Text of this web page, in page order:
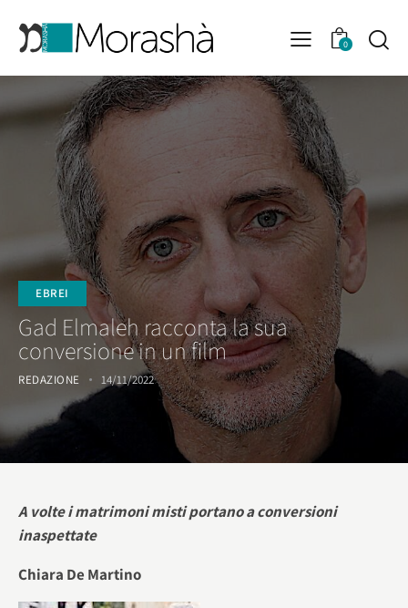
0
EBREI
Gad Elmaleh racconta la sua
conversione in un film
REDAZIONE 14/11/2022
A volte i matrimoni misti portano a conversioni
inaspettate
Chiara De Martino